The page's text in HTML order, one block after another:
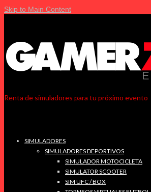
Skip to Main Content
Renta de simuladores para tu próximo evento
SIMULADORES
SIMULADORES DEPORTIVOS
SIMULADOR MOTOCICLETA
SIMULATOR SCOOTER
SIM UFC / BOX